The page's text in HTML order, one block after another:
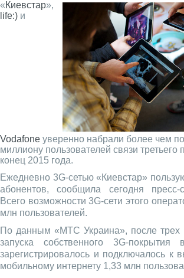
«Киевстар»,
life:) и
Vodafone уверенно набрали более чем
миллиону пользователей связи третьего
конец 2015 года.
Ежедневно 3G-сетью «Киевстар»
абонентов, сообщила сегодня пресс-
Всего возможности 3G-сети этого
млн пользователей.
По данным «МТС Украина», после трех
запуска собственного 3G-
зарегистрировалось и подключалось к
мобильному интернету 1,33 млн